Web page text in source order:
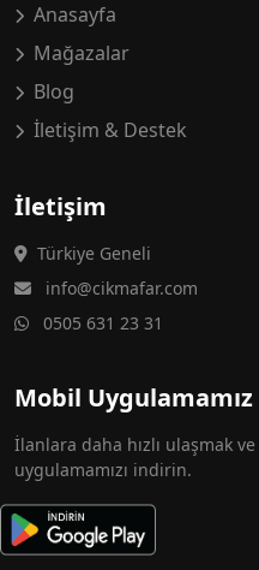
Anasayfa
Mağazalar
Blog
İletişim & Destek
İletişim
Türkiye Geneli
info@cikmafar.com
0505 631 23 31
Mobil Uygulamamız
İlanlara daha hızlı ulaşmak
uygulamamızı indirin.